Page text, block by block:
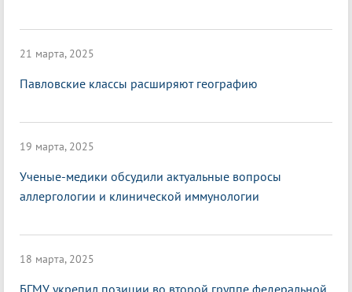
21 марта, 2025
Павловские классы расширяют географию
19 марта, 2025
Ученые-медики обсудили актуальные вопросы
аллергологии и клинической иммунологии
18 марта, 2025